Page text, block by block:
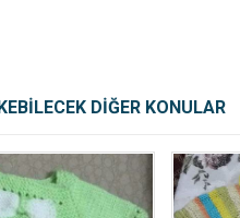
DİĞER KONULAR